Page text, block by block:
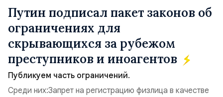
Путин подписал пакет законов об
ограничениях для
скрывающихся за рубежом
преступников и иноагентов
Публикуем часть ограничений.
Среди них:Запрет на регистрацию физлица в качестве